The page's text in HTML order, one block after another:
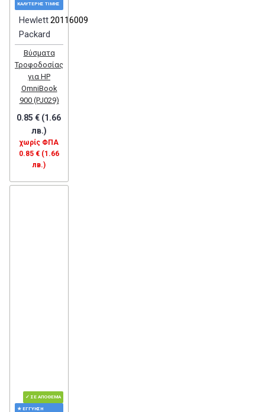
ΚΑΛΎΤΕΡΗΣ ΤΙΜΉΣ
Hewlett
Packard
20116009
Βύσματα
Τροφοδοσίας
για HP
OmniBook
900 (PJ029)
0.85 € (1.66
лв.)
χωρίς ΦΠΑ
0.85 € (1.66
лв.)
✓ ΣΕ ΑΠΌΘΕΜΑ
★ ΕΓΓΎΗΣΗ